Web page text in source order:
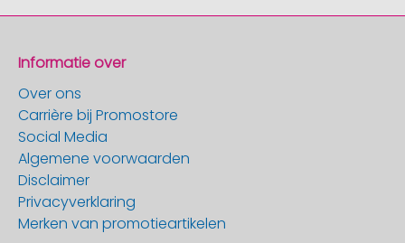
Informatie over
Over ons
Carrière bij Promostore
Social Media
Algemene voorwaarden
Disclaimer
Privacyverklaring
Merken van promotieartikelen